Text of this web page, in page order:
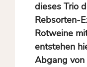
dieses Trio
Rebsorten-
Rotweine
entstehen
Abgang von